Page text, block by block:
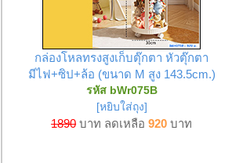
กล่องโหลทรงสูงเก็บตุ๊กตา หัวตุ๊กตา
มีไฟ+ซิป+ล้อ (ขนาด M สูง 143.5cm.)
รหัส bWr075B
[หยิบใส่ถุง]
1890 บาท ลดเหลือ920 บาท